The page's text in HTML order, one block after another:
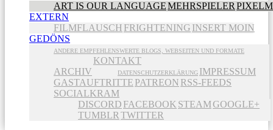
ART IS OUR LANGUAGEMEHRSPIELER
EXTERN
FILMFLAUSCH FRIGHTENING INSERT MOIN
GEDÖNS
ANDERE EMPFEHLENSWERTE BLOGS, WEBSEITEN UND FORMATE
ARCHIV
KONTAKT
DATENSCHUTZERKLÄRUNG IMPRESSUM
GASTAUFTRITTE PATREON RSS-FEEDS
SOCIALKRAM
DISCORD FACEBOOK STEAMGOOGLE+
TUMBLR TWITTER